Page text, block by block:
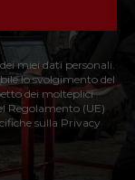
miei dati personali.
lo svolgimento del
dei molteplici
Regolamento (UE)
sulla Privacy